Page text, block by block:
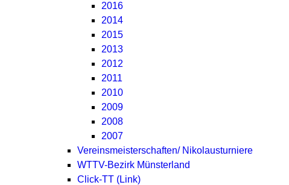
2016
2014
2015
2013
2012
2011
2010
2009
2008
2007
Vereinsmeisterschaften/ Nikolausturniere
WTTV-Bezirk Münsterland
Click-TT (Link)